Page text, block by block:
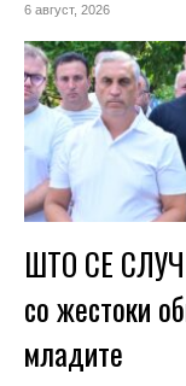
6 август, 2026
ШТО СЕ
со жестоки
младите